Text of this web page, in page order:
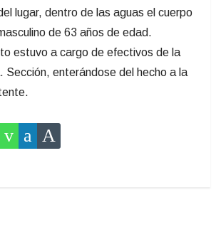
lugar, dentro de las aguas el cuerpo
de 63 años de edad.
estuvo a cargo de efectivos de la
Sección, enterándose del hecho a la